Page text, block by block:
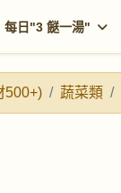
每日"3 餸一湯"
500+) 蔬菜類